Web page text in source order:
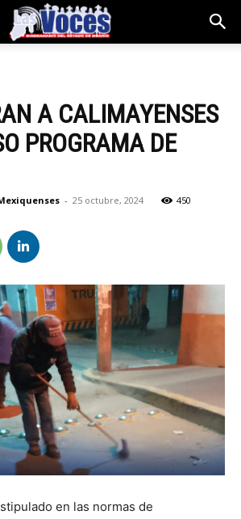
A CALIMAYENSES
PROGRAMA DE
- 25 octubre, 2024
450
en las normas de